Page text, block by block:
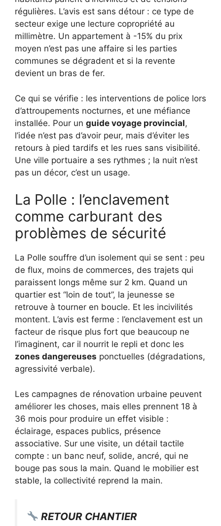
régulières. L’avis est sans détour : ce type de
secteur exige une lecture copropriété au
millimètre. Un appartement à -15% du prix
moyen n’est pas une affaire si les parties
communes se dégradent et si la revente
devient un bras de fer.
Ce qui se vérifie : les interventions de police lors
d’attroupements nocturnes, et une méfiance
installée. Pour un guide voyage provincial,
l’idée n’est pas d’avoir peur, mais d’éviter les
retours à pied tardifs et les rues sans visibilité.
Une ville portuaire a ses rythmes ; la nuit n’est
pas un décor, c’est un usage.
La Polle : l’enclavement
comme carburant des
problèmes de sécurité
La Polle souffre d’un isolement qui se sent : peu
de flux, moins de commerces, des trajets qui
paraissent longs même sur 2 km. Quand un
quartier est “loin de tout”, la jeunesse se
retrouve à tourner en boucle. Et les incivilités
montent. L’avis est ferme : l’enclavement est un
facteur de risque plus fort que beaucoup ne
l’imaginent, car il nourrit le repli et donc les
zones dangereuses ponctuelles (dégradations,
agressivité verbale).
Les campagnes de rénovation urbaine peuvent
améliorer les choses, mais elles prennent 18 à
36 mois pour produire un effet visible :
éclairage, espaces publics, présence
associative. Sur une visite, un détail tactile
compte : un banc neuf, solide, ancré, qui ne
bouge pas sous la main. Quand le mobilier est
stable, la collectivité reprend la main.
RETOUR CHANTIER